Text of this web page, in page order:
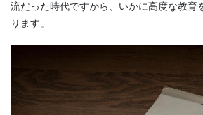
流だった時代ですから、いかに高度な教育
ります」